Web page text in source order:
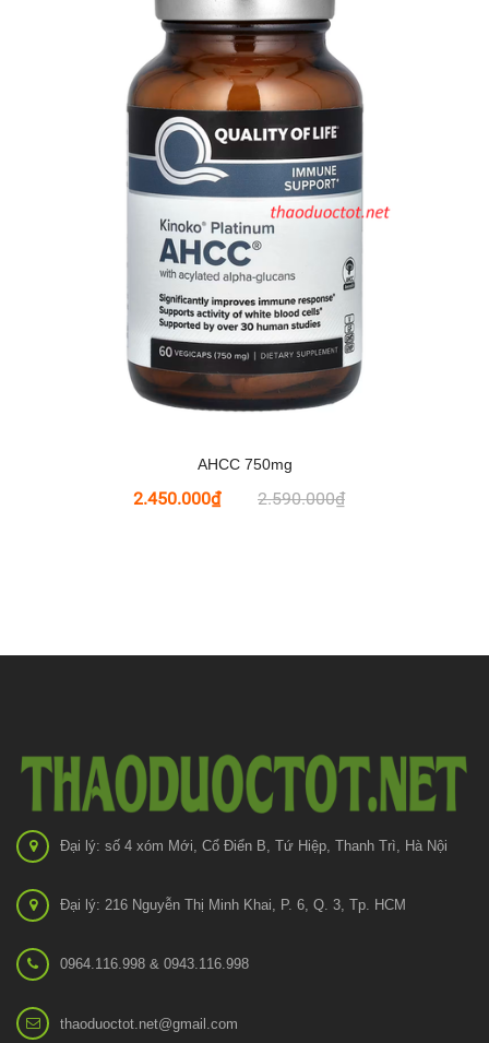
AHCC 750mg
2.450.000₫ 2.590.000₫
Đại lý: số 4 xóm Mới, Cổ Điển B, Tứ Hiệp, Thanh Trì, Hà Nội
Đại lý: 216 Nguyễn Thị Minh Khai, P. 6, Q. 3, Tp. HCM
0964.116.998 & 0943.116.998
thaoduoctot.net@gmail.com